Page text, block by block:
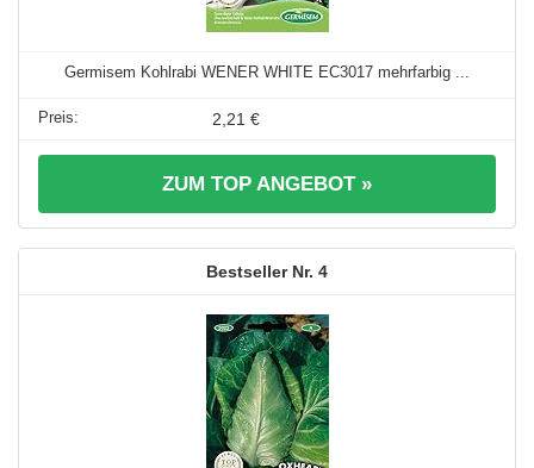
Germisem Kohlrabi WENER WHITE EC3017 mehrfarbig ...
2,21 €
ZUM TOP ANGEBOT »
4